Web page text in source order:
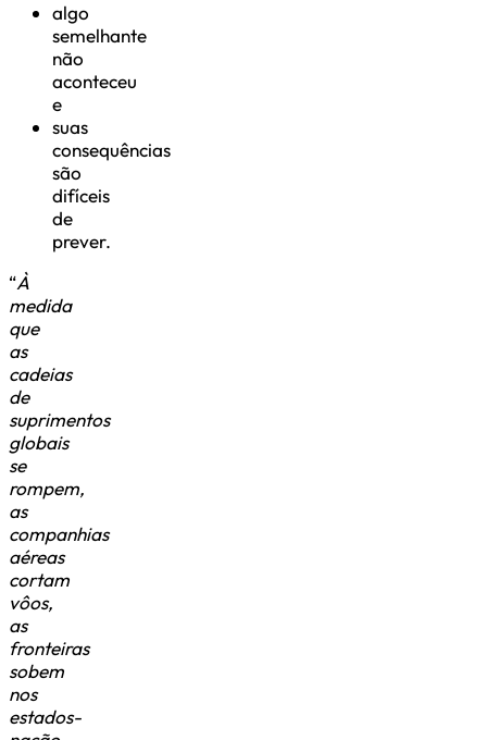
algo
semelhante
não
aconteceu
e
suas
consequências
são
difíceis
de
prever.
“À
medida
que
as
cadeias
de
suprimentos
globais
se
rompem,
as
companhias
aéreas
cortam
vôos,
as
fronteiras
sobem
nos
estados-